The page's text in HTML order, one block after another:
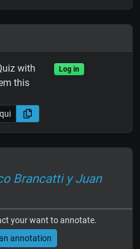
with
this
Log in
Brancatti y Juan
your want to annotate.
annotation